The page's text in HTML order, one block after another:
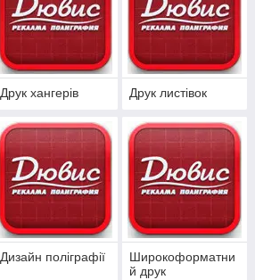
Друк хангерів Друк листівок
Дизайн поліграфії
Широкоформатни
й друк